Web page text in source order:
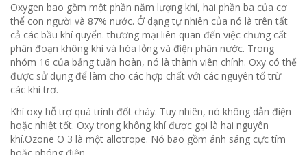
Oxygen bao gồm một phần năm lượng khí, hai phần ba của cơ
thể con người và 87% nước. Ở dạng tự nhiên của nó là trên tất
cả các bầu khí quyển. thương mại liên quan đến việc chưng cất
phân đoạn không khí và hóa lỏng và điện phân nước. Trong
nhóm 16 của bảng tuần hoàn, nó là thành viên chính. Oxy có thể
được sử dụng để làm cho các hợp chất với các nguyên tố trừ
các khí trơ.
Khí oxy hỗ trợ quá trình đốt cháy. Tuy nhiên, nó không dẫn điện
hoặc nhiệt tốt. Oxy trong không khí được gọi là hai nguyên
khí.Ozone O 3 là một allotrope. Nó bao gồm ánh sáng cực tím
hoặc phóng điện.